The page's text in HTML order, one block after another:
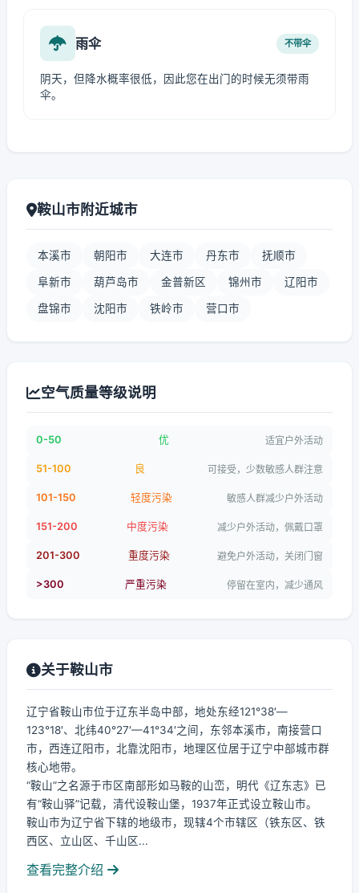
雨伞 不带伞
阴天，但降水概率很低，因此您在出门的时候无须带雨
伞。
鞍山市附近城市
本溪市 朝阳市 大连市 丹东市 抚顺市
阜新市 葫芦岛市 金普新区 锦州市 辽阳市
盘锦市 沈阳市 铁岭市 营口市
空气质量等级说明
0-50 优 适宜户外活动
51-100 良 可接受，少数敏感人群注意
101-150 轻度污染 敏感人群减少户外活动
151-200 中度污染 减少户外活动，佩戴口罩
201-300 重度污染 避免户外活动，关闭门窗
>300 严重污染 停留在室内，减少通风
关于鞍山市
辽宁省鞍山市位于辽东半岛中部，地处东经121°38′—
123°18′、北纬40°27′—41°34′之间，东邻本溪市，南接营口
市，西连辽阳市，北靠沈阳市，地理区位居于辽宁中部城市群
核心地带。
“鞍山”之名源于市区南部形如马鞍的山峦，明代《辽东志》已
有“鞍山驿”记载，清代设鞍山堡，1937年正式设立鞍山市。
鞍山市为辽宁省下辖的地级市，现辖4个市辖区（铁东区、铁
西区、立山区、千山区...
查看完整介绍